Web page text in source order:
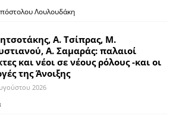
Λουλουδάκη
Α. Τσίπρας, Μ.
Α. Σαμαράς: παλαιοί
και νέοι σε νέους ρόλους -και οι
της Άνοιξης
2026